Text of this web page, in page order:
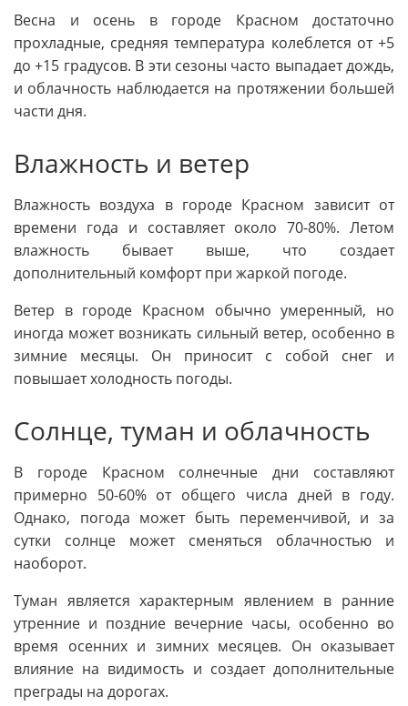
Весна и осень в городе Красном достаточно
прохладные, средняя температура колеблется от +5
до +15 градусов. В эти сезоны часто выпадает дождь,
и облачность наблюдается на протяжении большей
части дня.
Влажность и ветер
Влажность воздуха в городе Красном зависит от
времени года и составляет около 70-80%. Летом
влажность бывает выше, что создает
дополнительный комфорт при жаркой погоде.
Ветер в городе Красном обычно умеренный, но
иногда может возникать сильный ветер, особенно в
зимние месяцы. Он приносит с собой снег и
повышает холодность погоды.
Солнце, туман и облачность
В городе Красном солнечные дни составляют
примерно 50-60% от общего числа дней в году.
Однако, погода может быть переменчивой, и за
сутки солнце может сменяться облачностью и
наоборот.
Туман является характерным явлением в ранние
утренние и поздние вечерние часы, особенно во
время осенних и зимних месяцев. Он оказывает
влияние на видимость и создает дополнительные
преграды на дорогах.